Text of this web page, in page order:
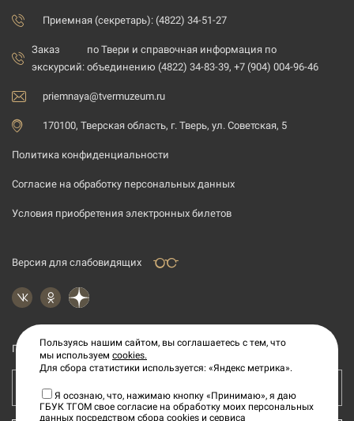
Приемная (секретарь): (4822) 34-51-27
Заказ
экскурсий:
по Твери и справочная информация по
объединению (4822) 34-83-39, +7 (904) 004-96-46
priemnaya@tvermuzeum.ru
170100, Тверская область, г. Тверь, ул. Советская, 5
Политика конфиденциальности
Согласие на обработку персональных данных
Условия приобретения электронных билетов
Версия для слабовидящих
Подпишитесь на рассылку новостей
Ваш e-mail адрес
Пользуясь нашим сайтом, вы соглашаетесь с тем, что
мы используем cookies.
Для сбора статистики используется: «Яндекс метрика».
Я осознаю, что, нажимаю кнопку «Принимаю», я даю
ГБУК ТГОМ свое согласие на обработку моих персональных
данных посредством сбора cookies и сервиса